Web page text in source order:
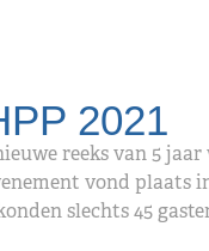
2021
reeks van 5
vond plaats
slechts 45